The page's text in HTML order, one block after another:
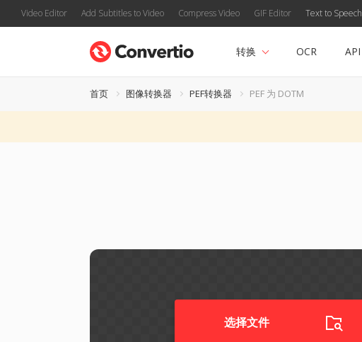
Video Editor Add Subtitles to Video Compress Video GIF Editor Text to Speech
转换 OCR API
首页 图像转换器 PEF转换器 PEF 为 DOTM
选择文件